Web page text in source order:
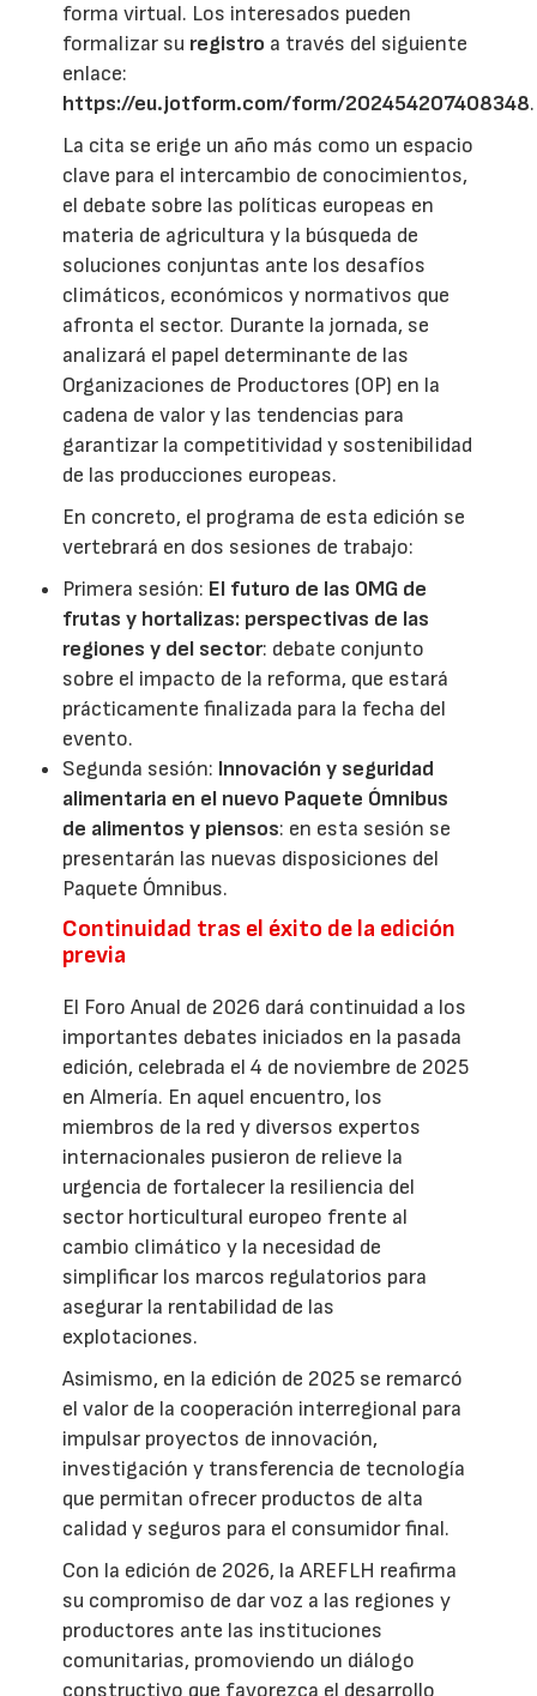
forma virtual. Los interesados pueden
formalizar su registro a través del siguiente
enlace:
https://eu.jotform.com/form/202454207408348.
La cita se erige un año más como un espacio
clave para el intercambio de conocimientos,
el debate sobre las políticas europeas en
materia de agricultura y la búsqueda de
soluciones conjuntas ante los desafíos
climáticos, económicos y normativos que
afronta el sector. Durante la jornada, se
analizará el papel determinante de las
Organizaciones de Productores (OP) en la
cadena de valor y las tendencias para
garantizar la competitividad y sostenibilidad
de las producciones europeas.
En concreto, el programa de esta edición se
vertebrará en dos sesiones de trabajo:
Primera sesión: El futuro de las OMG de
frutas y hortalizas: perspectivas de las
regiones y del sector: debate conjunto
sobre el impacto de la reforma, que estará
prácticamente finalizada para la fecha del
evento.
Segunda sesión: Innovación y seguridad
alimentaria en el nuevo Paquete Ómnibus
de alimentos y piensos: en esta sesión se
presentarán las nuevas disposiciones del
Paquete Ómnibus.
Continuidad tras el éxito de la edición
previa
El Foro Anual de 2026 dará continuidad a los
importantes debates iniciados en la pasada
edición, celebrada el 4 de noviembre de 2025
en Almería. En aquel encuentro, los
miembros de la red y diversos expertos
internacionales pusieron de relieve la
urgencia de fortalecer la resiliencia del
sector horticultural europeo frente al
cambio climático y la necesidad de
simplificar los marcos regulatorios para
asegurar la rentabilidad de las
explotaciones.
Asimismo, en la edición de 2025 se remarcó
el valor de la cooperación interregional para
impulsar proyectos de innovación,
investigación y transferencia de tecnología
que permitan ofrecer productos de alta
calidad y seguros para el consumidor final.
Con la edición de 2026, la AREFLH reafirma
su compromiso de dar voz a las regiones y
productores ante las instituciones
comunitarias, promoviendo un diálogo